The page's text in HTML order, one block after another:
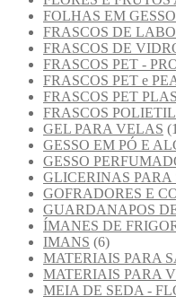
FOLHAS EM GESSO
FRASCOS DE
FRASCOS DE
FRASCOS PET -
FRASCOS PET e
FRASCOS PET
FRASCOS
GEL PARA VELAS
GESSO EM PÓ E
GESSO
GLICERINAS PARA
GOFRADORES E
GUARDANAPOS
ÍMANES DE
IMANS (6)
MATERIAIS PARA
MATERIAIS PARA
MEIA DE SEDA -